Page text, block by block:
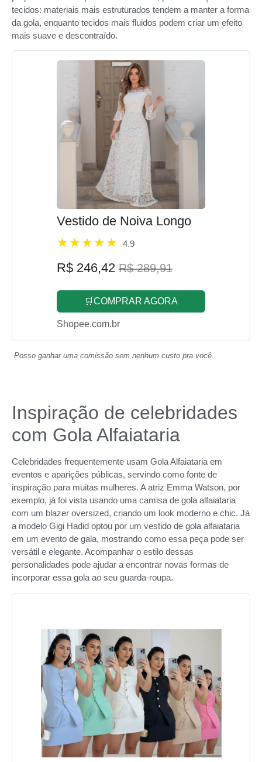
tecidos: materiais mais estruturados tendem a manter a forma
da gola, enquanto tecidos mais fluidos podem criar um efeito
mais suave e descontraído.
Vestido de Noiva Longo
4.9
R$ 246,42 R$ 289,91
🛒COMPRAR AGORA
Shopee.com.br
Posso ganhar uma comissão sem nenhum custo pra você.
Inspiração de celebridades
com Gola Alfaiataria
Celebridades frequentemente usam Gola Alfaiataria em
eventos e aparições públicas, servindo como fonte de
inspiração para muitas mulheres. A atriz Emma Watson, por
exemplo, já foi vista usando uma camisa de gola alfaiataria
com um blazer oversized, criando um look moderno e chic. Já
a modelo Gigi Hadid optou por um vestido de gola alfaiataria
em um evento de gala, mostrando como essa peça pode ser
versátil e elegante. Acompanhar o estilo dessas
personalidades pode ajudar a encontrar novas formas de
incorporar essa gola ao seu guarda-roupa.